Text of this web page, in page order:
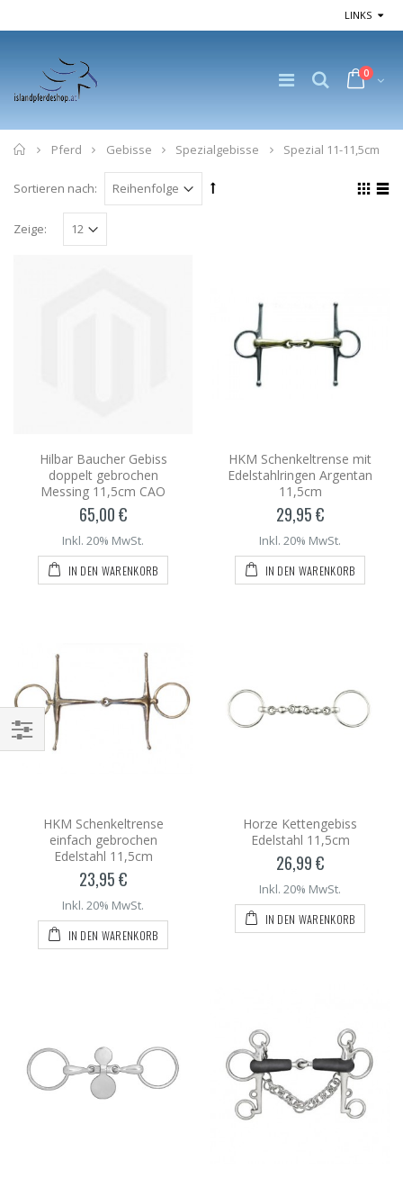
LINKS
0
Home
Pferd Gebisse Spezialgebisse Spezial 11-11,5cm
Sortieren nach:
Zeige:
Hilbar Baucher Gebiss
doppelt gebrochen
Messing 11,5cm CAO
65,00 €
Inkl. 20% MwSt.
IN DEN WARENKORB
HKM Schenkeltrense mit
Edelstahlringen Argentan
11,5cm
29,95 €
Inkl. 20% MwSt.
IN DEN WARENKORB
HKM Schenkeltrense
einfach gebrochen
Edelstahl 11,5cm
23,95 €
Inkl. 20% MwSt.
IN DEN WARENKORB
Horze Kettengebiss
Edelstahl 11,5cm
26,99 €
Inkl. 20% MwSt.
IN DEN WARENKORB